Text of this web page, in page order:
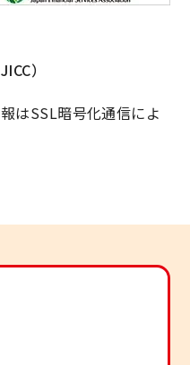
）
はSSL暗号化通信によ